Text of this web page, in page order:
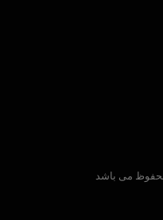
محفوظ می باشد